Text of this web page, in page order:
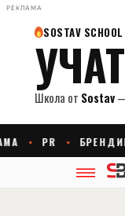
РЕКЛАМА